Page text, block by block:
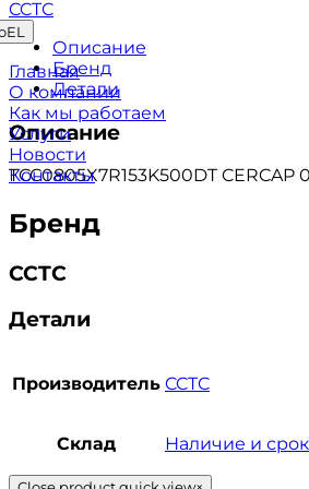
Главная
О компании
Как мы работаем
Услуги
Новости
Контакты
CCTC
Описание
Бренд
Детали
Описание
TCC0805X7R153K500DT CERCAP
Бренд
CCTC
Детали
Производитель CCTC
Склад Наличие и